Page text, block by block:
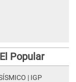
Popular
| IGP